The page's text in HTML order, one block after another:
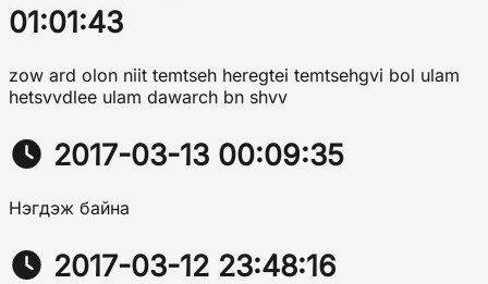
01:01:43
zow ard olon niit temtseh heregtei temtsehgvi bol ulam
hetsvvdlee ulam dawarch bn shvv
2017-03-13 00:09:35
Нэгдэж байна
2017-03-12 23:48:16